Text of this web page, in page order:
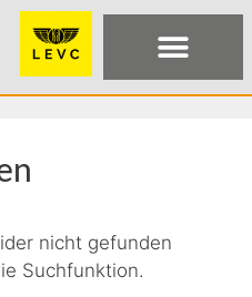
nicht gefunden
Suchfunktion.